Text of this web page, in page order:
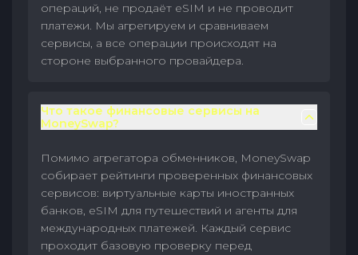
операций, не продаёт eSIM и не проводит
платежи. Мы агрегируем и сравниваем
сервисы, а все операции происходят на
стороне выбранного провайдера.
Что такое финансовые сервисы на
MoneySwap?
Помимо агрегатора обменников, MoneySwap
собирает рейтинги проверенных финансовых
сервисов: виртуальные карты иностранных
банков, eSIM для путешествий и агенты для
международных платежей. Каждый сервис
проходит базовую проверку перед